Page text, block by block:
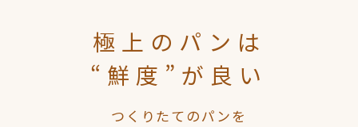
極上のパンは
“鮮度”が良い
つくりたてのパンを